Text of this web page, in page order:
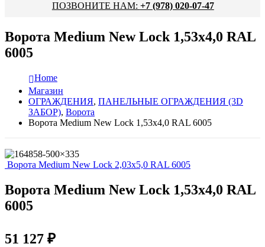
ПОЗВОНИТЕ НАМ: +7 (978) 020-07-47
Ворота Medium New Lock 1,53х4,0 RAL
6005
Home
Магазин
ОГРАЖДЕНИЯ, ПАНЕЛЬНЫЕ ОГРАЖДЕНИЯ (3D
ЗАБОР), Ворота
Ворота Medium New Lock 1,53х4,0 RAL 6005
Ворота Medium New Lock 2,03х5,0 RAL 6005
Ворота Medium New Lock 1,53х4,0 RAL
6005
51 127 ₽